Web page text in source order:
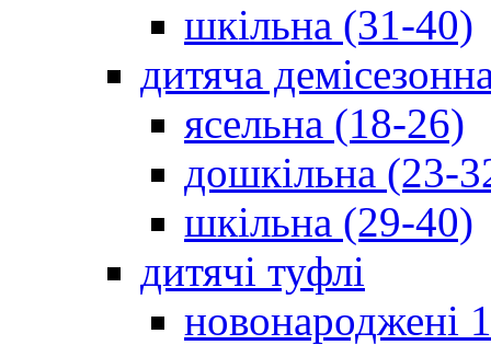
шкільна (31-40)
дитяча
ясельна (18-26)
дошкільна (23-
шкільна (29-40)
дитячі туфлі
новонароджені